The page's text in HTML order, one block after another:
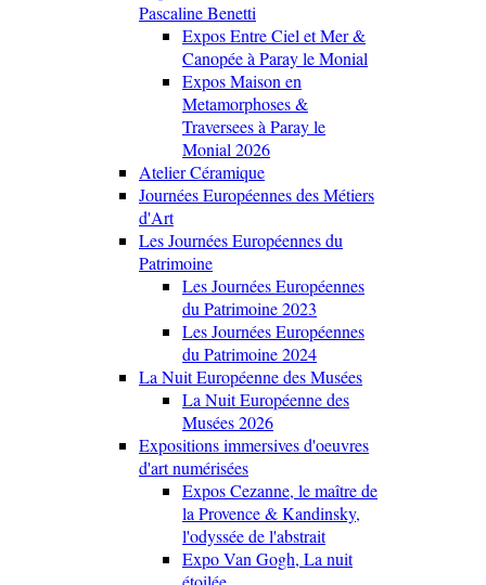
Pascaline Benetti
Expos Entre Ciel et Mer &
Canopée à Paray le Monial
Expos Maison en
Metamorphoses &
Traversees à Paray le
Monial 2026
Atelier Céramique
Journées Européennes des Métiers
d'Art
Les Journées Européennes du
Patrimoine
Les Journées Européennes
du Patrimoine 2023
Les Journées Européennes
du Patrimoine 2024
La Nuit Européenne des Musées
La Nuit Européenne des
Musées 2026
Expositions immersives d'oeuvres
d'art numérisées
Expos Cezanne, le maître de
la Provence & Kandinsky,
l'odyssée de l'abstrait
Expo Van Gogh, La nuit